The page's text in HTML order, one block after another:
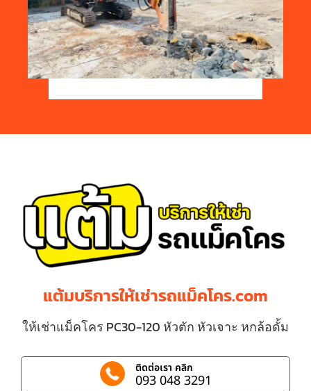
แต้มบริการให้เช่ารถแม็คโคร.com
ให้เช่าแม็คโคร PC30-120 หัวตัก หัวเจาะ หกล้อดั้ม
ติดต่อเรา คลิก
093 048 3291